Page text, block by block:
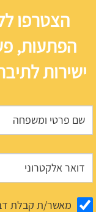
הצטרפו
הפתעות,
ישירות
מאשר/ת קבלת